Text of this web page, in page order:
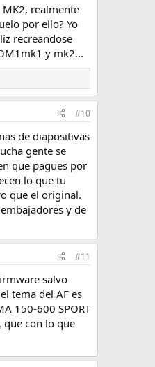
MK2, realmente
por ello? Yo
recreandose
y mk2...
#10
de diapositivas
gente se
que pagues por
lo que tu
que el original.
y de
#11
salvo
tema del AF es
150-600 SPORT
que con lo que